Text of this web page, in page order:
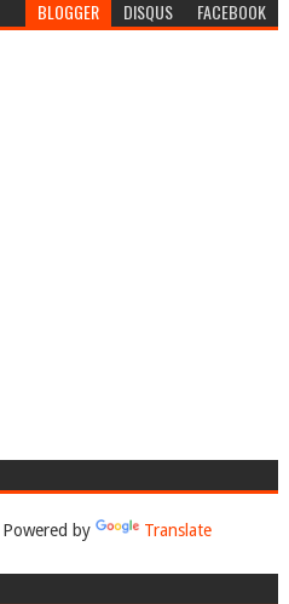
BLOGGER DISQUS FACEBOOK
Powered by Translate